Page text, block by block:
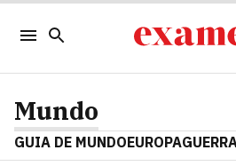
Mundo
GUIA DE MUNDOEUROPA